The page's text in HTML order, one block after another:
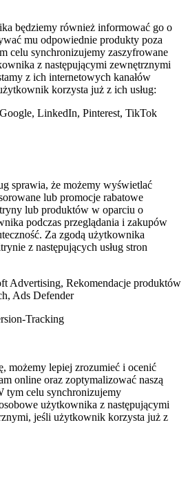
będziemy również informować go o
mu odpowiednie produkty poza
celu synchronizujemy zaszyfrowane
z następującymi zewnętrznymi
z ich internetowych kanałów
korzysta już z ich usług:
LinkedIn, Pinterest, TikTok
sprawia, że możemy wyświetlać
lub promocje rabatowe
lub produktów w oparciu o
podczas przeglądania i zakupów
Za zgodą użytkownika
z następujących usług stron
Advertising, Rekomendacje produktów
Ads Defender
Tracking
możemy lepiej zrozumieć i ocenić
online oraz zoptymalizować naszą
tym celu synchronizujemy
użytkownika z następującymi
jeśli użytkownik korzysta już z